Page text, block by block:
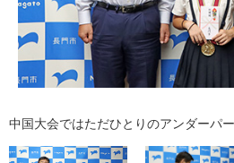
中国大会ではただひとりのアンダーパ